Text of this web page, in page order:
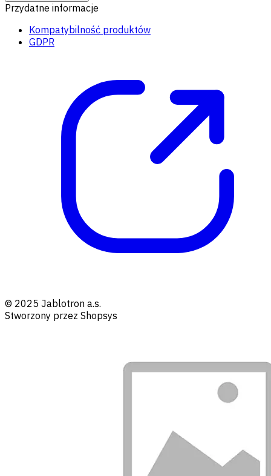
Przydatne informacje
Kompatybilność produktów
GDPR
© 2025 Jablotron a.s.
Stworzony przez Shopsys